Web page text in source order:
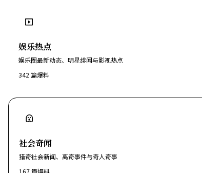
娱乐热点
娱乐圈最新动态、明星绯闻与影视热点
342 篇爆料
社会奇闻
猎奇社会新闻、离奇事件与奇人奇事
167篇爆料